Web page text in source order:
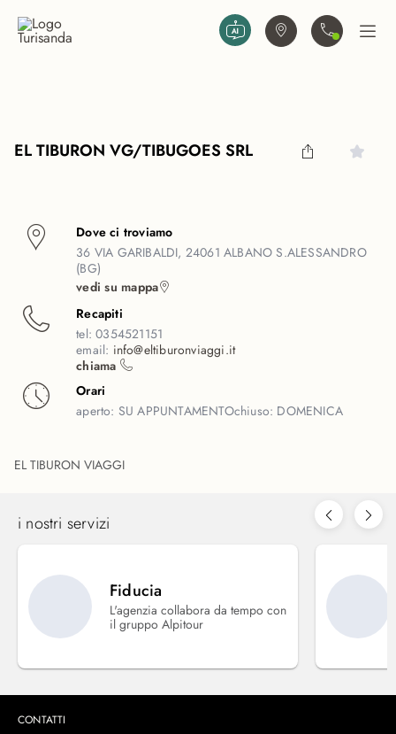
Trova agenziaContattaciApri
EL TIBURON VG/TIBUGOES SRL
Dove ci troviamo
36 VIA GARIBALDI, 24061 ALBANO S.ALESSANDRO
(BG)
vedi su mappa
Recapiti
tel:0354521151
email: info@eltiburonviaggi.it
chiama
Orari
aperto: SU APPUNTAMENTOchiuso: DOMENICA
EL TIBURON VIAGGI
i nostri servizi
Fiducia
L'agenzia collabora da tempo con
il gruppo Alpitour
CONTATTI